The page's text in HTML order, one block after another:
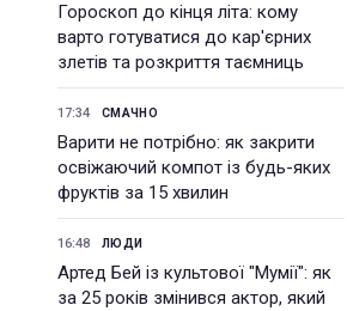
Гороскоп до кінця літа: кому
варто готуватися до кар'єрних
злетів та розкриття таємниць
17:34 СМАЧНО
Варити не потрібно: як закрити
освіжаючий компот із будь-яких
фруктів за 15 хвилин
16:48 ЛЮДИ
Артед Бей із культової "Мумії": як
за 25 років змінився актор, який